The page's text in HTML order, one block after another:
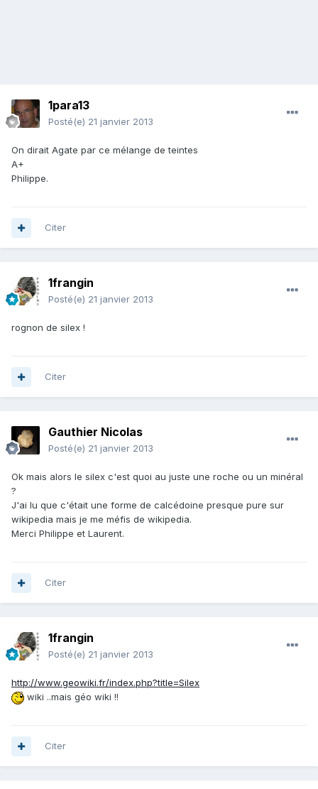
1para13
Posté(e) 21 janvier 2013
On dirait Agate par ce mélange de teintes
A+
Philippe.
Citer
1frangin
Posté(e) 21 janvier 2013
rognon de silex !
Citer
Gauthier Nicolas
Posté(e) 21 janvier 2013
Ok mais alors le silex c'est quoi au juste une roche ou un minéral
?
J'ai lu que c'était une forme de calcédoine presque pure sur
wikipedia mais je me méfis de wikipedia.
Merci Philippe et Laurent.
Citer
1frangin
Posté(e) 21 janvier 2013
http://www.geowiki.fr/index.php?title=Silex
wiki ..mais géo wiki !!
Citer